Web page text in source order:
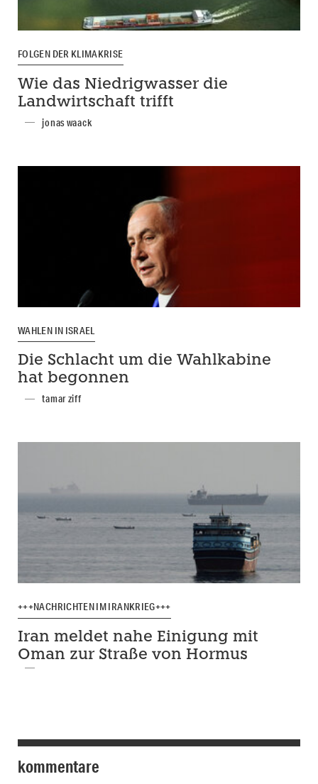
FOLGEN DER KLIMAKRISE
Wie das Niedrigwasser die
Landwirtschaft trifft
jonas waack
WAHLEN IN ISRAEL
Die Schlacht um die Wahlkabine
hat begonnen
tamar ziff
+++NACHRICHTEN IM IRANKRIEG+++
Iran meldet nahe Einigung mit
Oman zur Straße von Hormus
kommentare